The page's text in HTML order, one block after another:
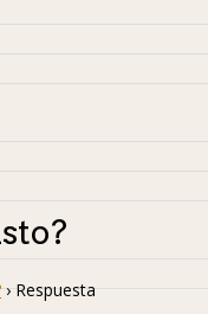
› Respuesta